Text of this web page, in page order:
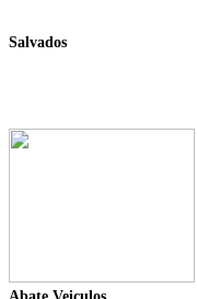
Salvados